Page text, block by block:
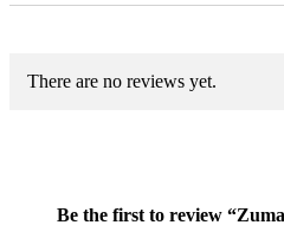
There are no reviews yet.
Be the first to review